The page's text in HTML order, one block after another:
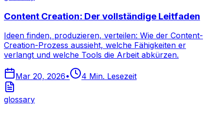
Content Creation: Der vollständige Leitfaden
Ideen finden, produzieren, verteilen: Wie der Content-
Creation-Prozess aussieht, welche Fähigkeiten er
verlangt und welche Tools die Arbeit abkürzen.
Mar 20, 2026• 4 Min. Lesezeit
glossary